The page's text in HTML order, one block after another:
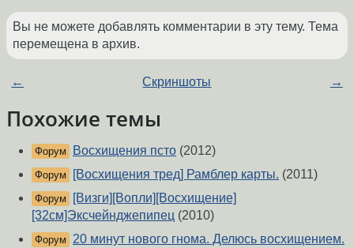
Вы не можете добавлять комментарии в эту тему. Тема
перемещена в архив.
← Скриншоты →
Похожие темы
Форум Восхищения псто (2012)
Форум [Восхищения тред] Рамблер карты. (2011)
Форум
[Визги][Вопли][Восхищение]
[32см]Эксчейнджепипец (2010)
Форум
20 минут нового гнома. Делюсь восхищением.